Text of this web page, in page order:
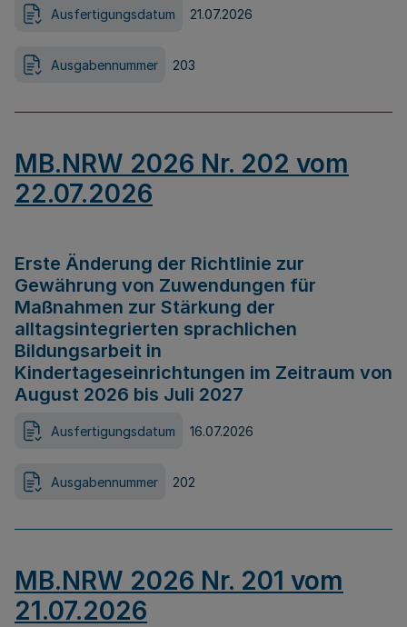
Ausfertigungsdatum 21.07.2026
Ausgabennummer 203
MB.NRW 2026 Nr. 202 vom
22.07.2026
Erste Änderung der Richtlinie zur
Gewährung von Zuwendungen für
Maßnahmen zur Stärkung der
alltagsintegrierten sprachlichen
Bildungsarbeit in
Kindertageseinrichtungen im Zeitraum von
August 2026 bis Juli 2027
Ausfertigungsdatum 16.07.2026
Ausgabennummer 202
MB.NRW 2026 Nr. 201 vom
21.07.2026